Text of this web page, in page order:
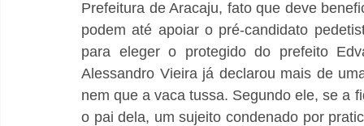
Prefeitura de Aracaju, fato que deve
podem até apoiar o pré-candidato
para eleger o protegido do prefeito
Alessandro Vieira já declarou mais de
nem que a vaca tussa. Segundo ele, se a
o pai dela, um sujeito condenado por